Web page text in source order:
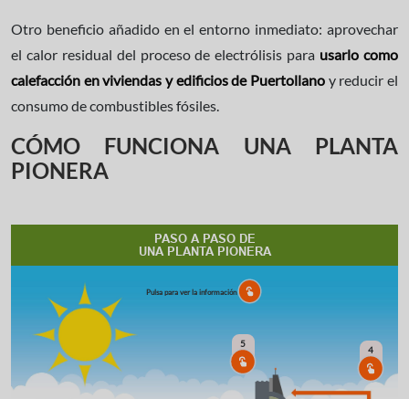
Otro beneficio añadido en el entorno inmediato: aprovechar
el calor residual del proceso de electrólisis para usarlo como
calefacción en viviendas y edificios de Puertollano y reducir el
consumo de combustibles fósiles.
CÓMO FUNCIONA UNA PLANTA
PIONERA
PASO A PASO DE
UNA PLANTA PIONERA
Pulsa para ver la información
4
5